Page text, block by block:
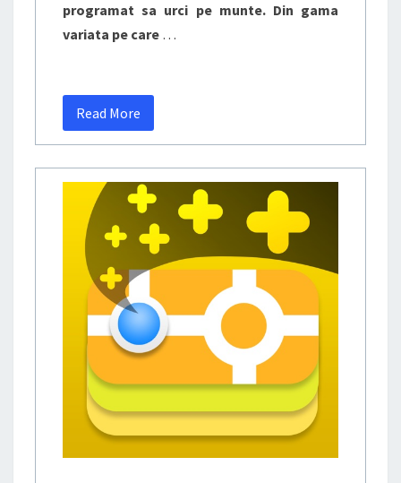
programat sa urci pe munte. Din gama
variata pe care …
Read More